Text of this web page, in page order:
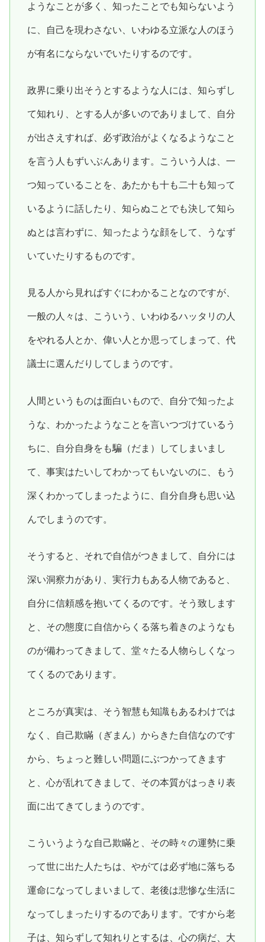
ようなことが多く、知ったことでも知らないよう
に、自己を現わさない、いわゆる立派な人のほう
が有名にならないでいたりするのです。
政界に乗り出そうとするような人には、知らずし
て知れり、とする人が多いのでありまして、自分
が出さえすれば、必ず政治がよくなるようなこと
を言う人もずいぶんあります。こういう人は、一
つ知っていることを、あたかも十も二十も知って
いるように話したり、知らぬことでも決して知ら
ぬとは言わずに、知ったような顔をして、うなず
いていたりするものです。
見る人から見ればすぐにわかることなのですが、
一般の人々は、こういう、いわゆるハッタリの人
をやれる人とか、偉い人とか思ってしまって、代
議士に選んだりしてしまうのです。
人間というものは面白いもので、自分で知ったよ
うな、わかったようなことを言いつづけているう
ちに、自分自身をも騙（だま）してしまいまし
て、事実はたいしてわかってもいないのに、もう
深くわかってしまったように、自分自身も思い込
んでしまうのです。
そうすると、それで自信がつきまして、自分には
深い洞察力があり、実行力もある人物であると、
自分に信頼感を抱いてくるのです。そう致します
と、その態度に自信からくる落ち着きのようなも
のが備わってきまして、堂々たる人物らしくなっ
てくるのであります。
ところが真実は、そう智慧も知識もあるわけでは
なく、自己欺瞞（ぎまん）からきた自信なのです
から、ちょっと難しい問題にぶつかってきます
と、心が乱れてきまして、その本質がはっきり表
面に出てきてしまうのです。
こういうような自己欺瞞と、その時々の運勢に乗
って世に出た人たちは、やがては必ず地に落ちる
運命になってしまいまして、老後は悲惨な生活に
なってしまったりするのであります。ですから老
子は、知らずして知れりとするは、心の病だ、大